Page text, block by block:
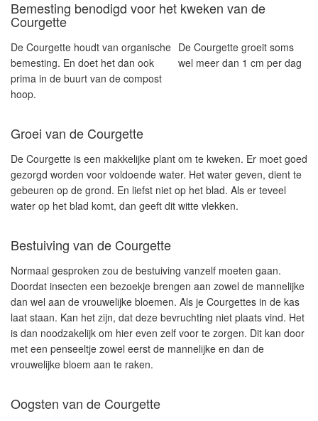
Bemesting benodigd voor het kweken van de
Courgette
De Courgette groeit soms
wel meer dan 1 cm per dag
De Courgette houdt van organische
bemesting. En doet het dan ook
prima in de buurt van de compost
hoop.
Groei van de Courgette
De Courgette is een makkelijke plant om te kweken. Er moet goed
gezorgd worden voor voldoende water. Het water geven, dient te
gebeuren op de grond. En liefst niet op het blad. Als er teveel
water op het blad komt, dan geeft dit witte vlekken.
Bestuiving van de Courgette
Normaal gesproken zou de bestuiving vanzelf moeten gaan.
Doordat insecten een bezoekje brengen aan zowel de mannelijke
dan wel aan de vrouwelijke bloemen. Als je Courgettes in de kas
laat staan. Kan het zijn, dat deze bevruchting niet plaats vind. Het
is dan noodzakelijk om hier even zelf voor te zorgen. Dit kan door
met een penseeltje zowel eerst de mannelijke en dan de
vrouwelijke bloem aan te raken.
Oogsten van de Courgette